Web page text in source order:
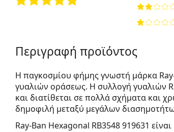
Περιγραφή προϊόντος
Η παγκοσμίου φήμης γνωστή μάρκα
γυαλιών οράσεως. Η συλλογή γυαλιών
και διατίθεται σε πολλά σχήματα και
δημοφιλή μεταξύ μεγάλων
Ray-Ban Hexagonal RB3548 919631